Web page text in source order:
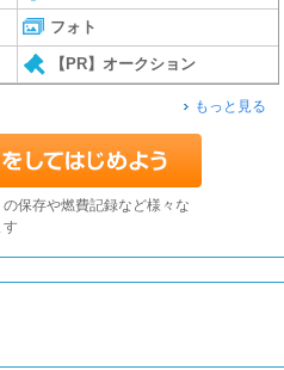
フォト
【PR】オークション
もっと見る
保存や燃費記録など様々な